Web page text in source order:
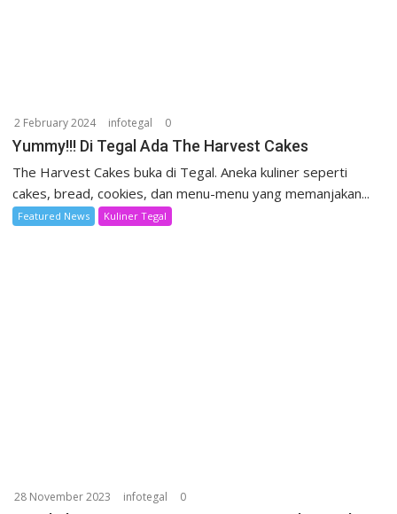
2 February 2024 infotegal 0
Yummy!!! Di Tegal Ada The Harvest Cakes
The Harvest Cakes buka di Tegal. Aneka kuliner seperti
cakes, bread, cookies, dan menu-menu yang memanjakan...
Featured News Kuliner Tegal
28 November 2023 infotegal 0